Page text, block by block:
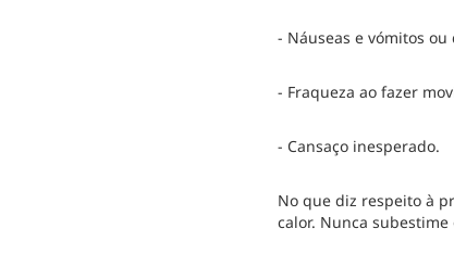
- Náuseas e vómitos
- Fraqueza ao fazer
- Cansaço inesperado.
No que diz respeito à
calor. Nunca